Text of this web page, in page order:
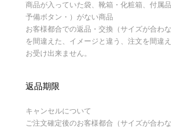
商品が入っていた袋、靴箱・化粧箱、付属品
予備ボタン・）がない商品
お客様都合での返品・交換（サイズが合わ
を間違えた、イメージと違う、注文を間違
お受け出来ません。
返品期限
キャンセルについて
ご注文確定後のお客様都合（サイズが合わ